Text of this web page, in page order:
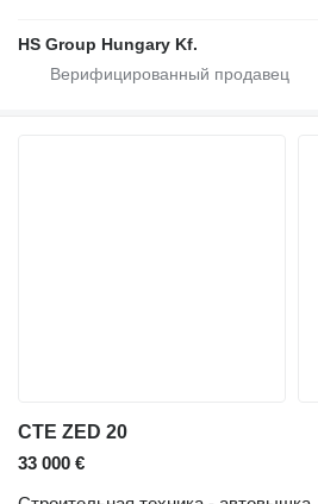
HS Group Hungary Kf.
CTE ZED 20
33 000 €